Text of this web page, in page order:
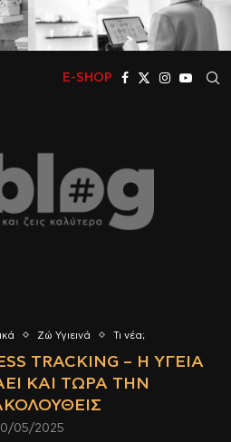
E-SHOP
Ζώ Υγιεινά Τι νέα;
TRACKING – Η ΥΓΕΊΑ
ΚΑΙ ΤΏΡΑ ΤΗΝ
05/2025